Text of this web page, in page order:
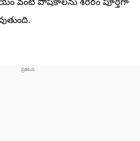
వంటి పోషకాలను శరీరం పూర్తిగా